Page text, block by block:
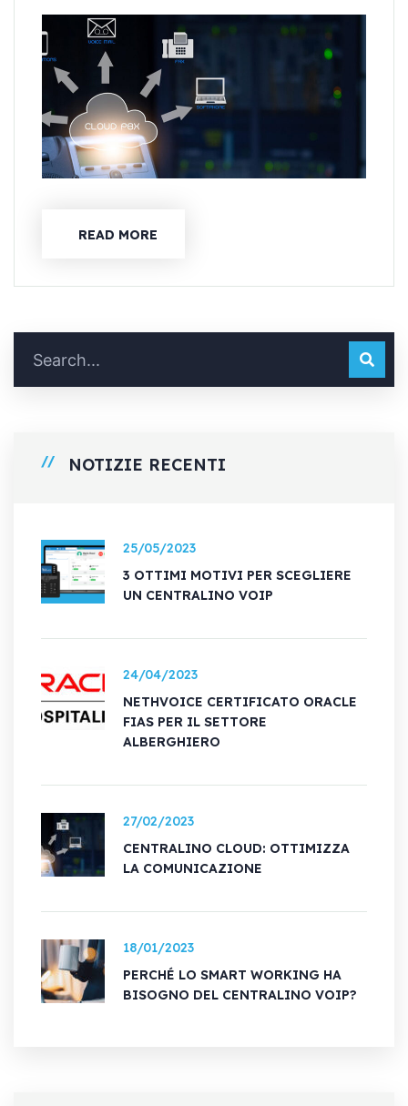
READ MORE
NOTIZIE RECENTI
25/05/2023
3 OTTIMI MOTIVI PER SCEGLIERE
UN CENTRALINO VOIP
24/04/2023
NETHVOICE CERTIFICATO ORACLE
FIAS PER IL SETTORE
ALBERGHIERO
27/02/2023
CENTRALINO CLOUD: OTTIMIZZA
LA COMUNICAZIONE
18/01/2023
PERCHÉ LO SMART WORKING HA
BISOGNO DEL CENTRALINO VOIP?